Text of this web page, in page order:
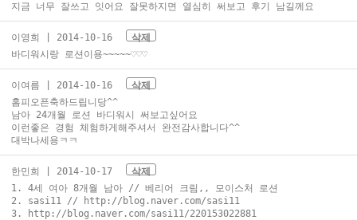
지금 너무 잘쓰고 잇어요 잘못하지면 열심히 써보고 후기 남길께요
이영희 | 2014-10-16
삭제
바디워시랑 로션이용~~~~~♡♡♡
이여름 | 2014-10-16
삭제
홈피오픈축하드립니당^^
남아 24개월 로션 바디워시 써보고싶어요
이런좋은 경험 체험하게해주셔서 완전감사합니다^^
대박나세용ㅋㅋ
한민희 | 2014-10-17
삭제
1. 4세 여아 8개월 남아 // 베리어 크림,, 모이스처 로션
2. sasi11 // http://blog.naver.com/sasi11
3. http://blog.naver.com/sasi11/220153022881